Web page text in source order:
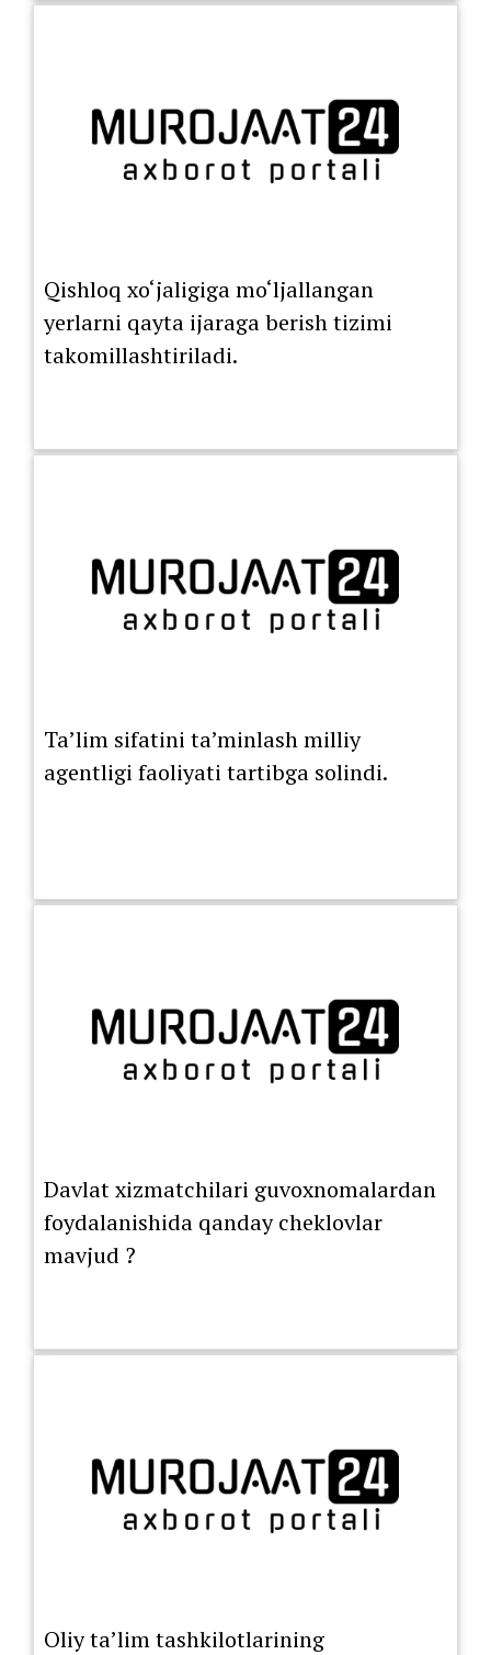
Qishloq xo‘jaligiga mo‘ljallangan
yerlarni qayta ijaraga berish tizimi
takomillashtiriladi.
Ta’lim sifatini ta’minlash milliy
agentligi faoliyati tartibga solindi.
Davlat xizmatchilari guvoxnomalardan
foydalanishida qanday cheklovlar
mavjud ?
Oliy ta’lim tashkilotlarining